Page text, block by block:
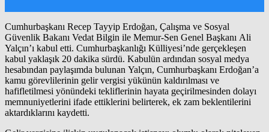
Cumhurbaşkanı Recep Tayyip Erdoğan, Çalışma ve Sosyal
Güvenlik Bakanı Vedat Bilgin ile Memur-Sen Genel Başkanı Ali
Yalçın’ı kabul etti. Cumhurbaşkanlığı Külliyesi’nde gerçekleşen
kabul yaklaşık 20 dakika sürdü. Kabulün ardından sosyal medya
hesabından paylaşımda bulunan Yalçın, Cumhurbaşkanı Erdoğan’a
kamu görevlilerinin gelir vergisi yükünün kaldırılması ve
hafifletilmesi yönündeki tekliflerinin hayata geçirilmesinden dolayı
memnuniyetlerini ifade ettiklerini belirterek, ek zam beklentilerini
aktardıklarını kaydetti.